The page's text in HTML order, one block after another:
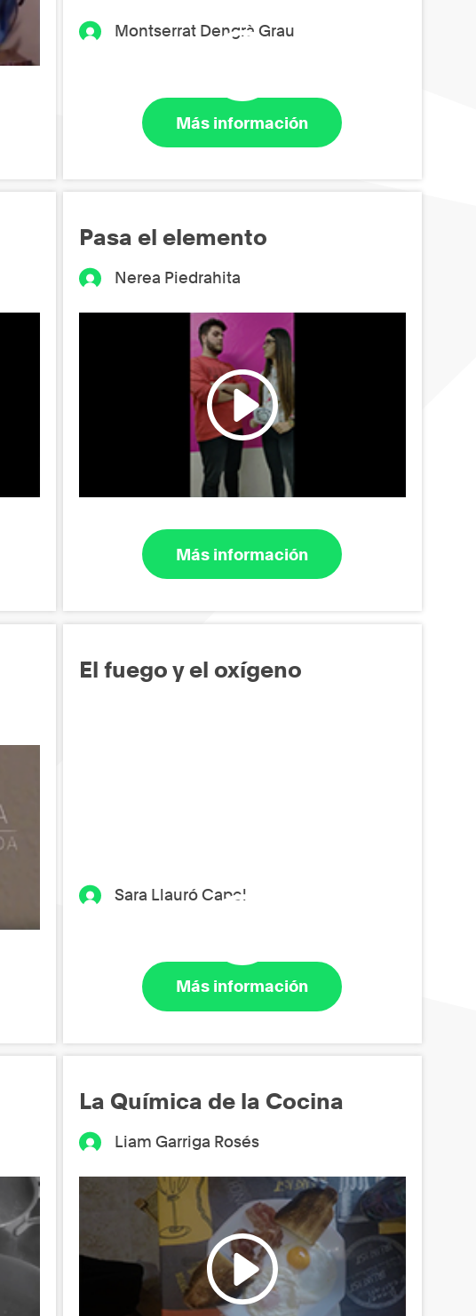
Montserrat Dengrà Grau
Más información
Pasa el elemento
Nerea Piedrahita
Más información
El fuego y el oxígeno
Sara Llauró Capel
Más información
La Química de la Cocina
Liam Garriga Rosés